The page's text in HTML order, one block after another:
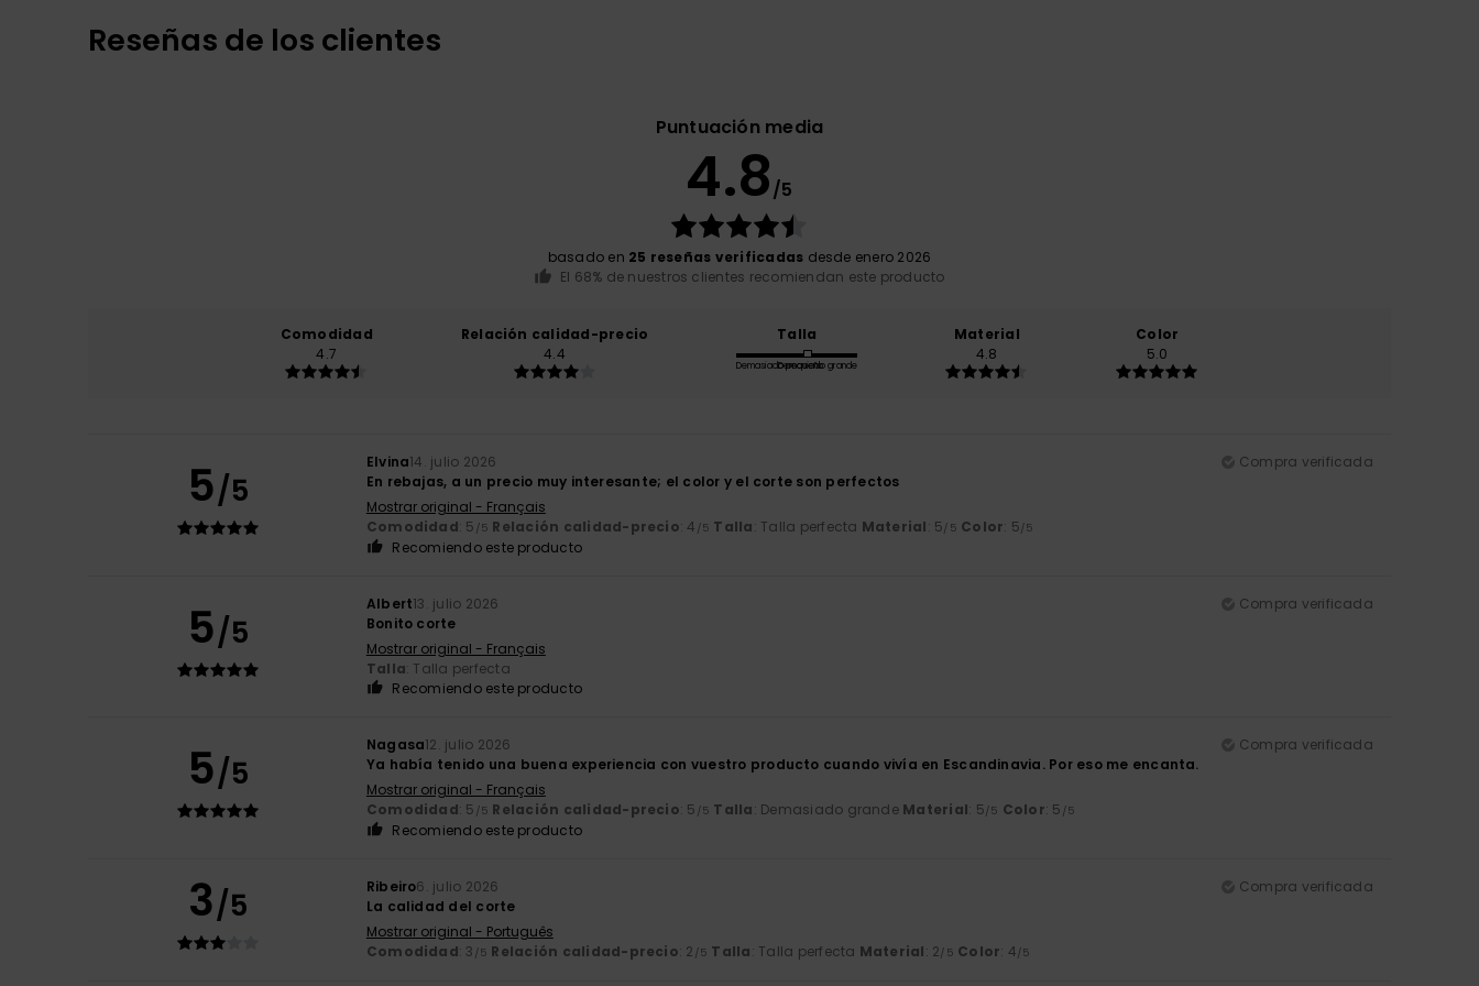
Reseñas de los clientes
Puntuación media
4.8/5
basado en 25 reseñas verificadas desde enero 2026
El 68% de nuestros clientes recomiendan este producto
Comodidad
4.7
Relación calidad-precio
4.4
Talla
Demasiado pequeño
Demasiado grande
Material
4.8
Color
5.0
5/5
Elvina14. julio 2026
Compra verificada
En rebajas, a un precio muy interesante; el color y el corte son perfectos
Mostrar original - Français
Comodidad: 5 /5 Relación calidad-precio: 4 /5 Talla: Talla perfecta Material: 5/5 Color: 5/5
Recomiendo este producto
5/5
Albert13. julio 2026
Compra verificada
Bonito corte
Mostrar original - Français
Talla: Talla perfecta
Recomiendo este producto
5/5
Nagasa12. julio 2026
Compra verificada
Ya había tenido una buena experiencia con vuestro producto cuando vivía en Escandinavia. Por eso me encanta.
Mostrar original - Français
Comodidad: 5 /5 Relación calidad-precio: 5 /5 Talla: Demasiado grande Material: 5/5 Color: 5 /5
Recomiendo este producto
3/5 Ribeiro6. julio 2026
Compra verificada
La calidad del corte
Mostrar original - Português
Comodidad: 3 /5 Relación calidad-precio: 2 /5 Talla: Talla perfecta Material: 2/5 Color: 4/5